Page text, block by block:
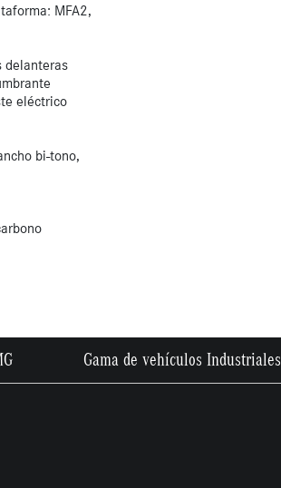
MFA2,
delanteras
eléctrico
bi-tono,
Gama de vehículos Industriales